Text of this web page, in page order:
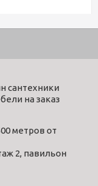
сантехники
на заказ
метров от
2, павильон